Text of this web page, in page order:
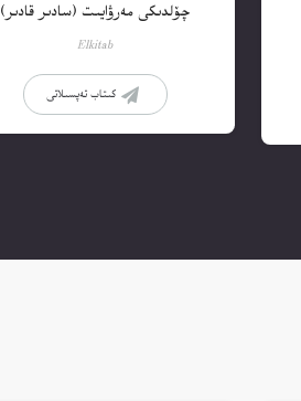
چۆلدىكى مەرۋايىت (سادىر قادىر)
Elkitab
كىتاب تەپسىلاتى